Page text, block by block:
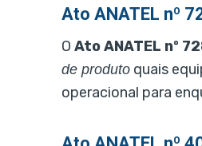
Ato ANATEL nº
O Ato ANATEL nº
de produto quais
operacional para